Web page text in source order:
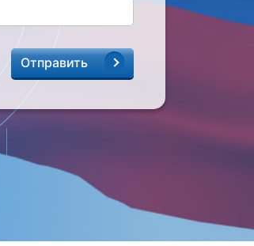
Отправить